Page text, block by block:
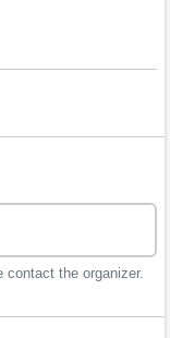
the organizer.